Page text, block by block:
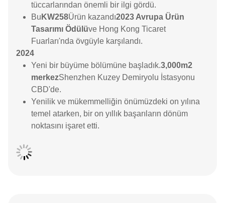
tüccarlarından önemli bir ilgi gördü.
Bu KW258Ürün kazandı2023 Avrupa Ürün
Tasarımı Ödülüve Hong Kong Ticaret
Fuarları'nda övgüyle karşılandı.
2024
Yeni bir büyüme bölümüne başladık.3,000m2
merkezShenzhen Kuzey Demiryolu İstasyonu
CBD'de.
Yenilik ve mükemmelliğin önümüzdeki on yılına
temel atarken, bir on yıllık başarıların dönüm
noktasını işaret etti.